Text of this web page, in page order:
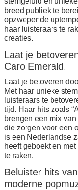
breed publiek te
opzwepende
haar luisteraars te
creaties.
Laat je
Caro Emerald.
Laat je betoveren
Met haar unieke
luisteraars te
tijd. Haar hits zoals
brengen een mix
die zorgen voor een
is een Nederlandse
heeft geboekt en
te raken.
Beluister hits
moderne